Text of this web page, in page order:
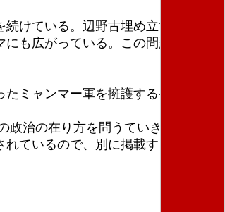
けている。辺野古埋め立てに遺骨
も広がっている。この問題の解決
ミャンマー軍を擁護する発言をし
治の在り方を問うていきたい。今
ているので、別に掲載す